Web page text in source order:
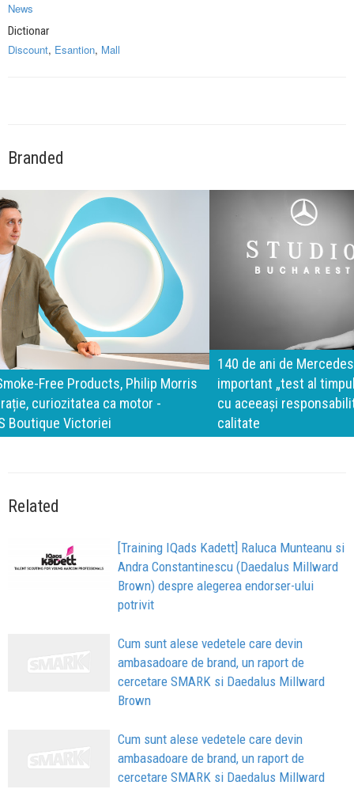
News
Dictionar
Discount, Esantion, Mall
Branded
140 de ani de Mercedes-Benz. Ramona Pîrlog: Cel mai
important „test al timpului” este să inovăm constant, dar
cu aceeași responsabilitate față de oameni, siguranță și
calitate
Related
[Training IQads Kadett] Raluca Munteanu si
Andra Constantinescu (Daedalus Millward
Brown) despre alegerea endorser-ului
potrivit
Cum sunt alese vedetele care devin
ambasadoare de brand, un raport de
cercetare SMARK si Daedalus Millward
Brown
Cum sunt alese vedetele care devin
ambasadoare de brand, un raport de
cercetare SMARK si Daedalus Millward